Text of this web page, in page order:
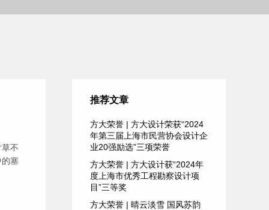
不
塞
推荐文章
方大荣誉 | 方大设计荣获“2024
年第三届上海市民营协会设计企
业20强励选”三项荣誉
方大荣誉 | 方大设计获“2024年
度上海市优秀工程勘察设计项
目”三等奖
方大荣誉 | 晴云淡雪 国风苏韵